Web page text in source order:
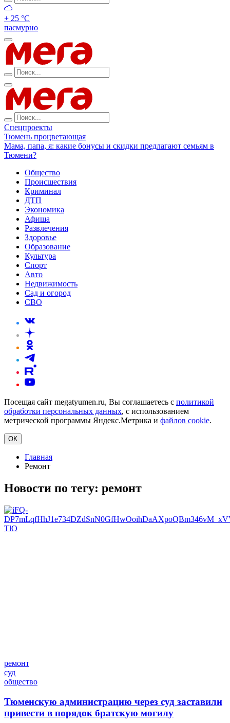
+ 25 °С
пасмурно
Спецпроекты
Тюмень процветающая
Мама, папа, я: какие бонусы и скидки предлагают семьям в
Тюмени?
Общество
Происшествия
Криминал
ДТП
Экономика
Афиша
Развлечения
Здоровье
Образование
Культура
Спорт
Авто
Недвижимость
Сад и огород
СВО
Посещая сайт megatyumen.ru, Вы соглашаетесь с политикой
обработки персональных данных, с использованием
метрической программы Яндекс.Метрика и файлов cookie.
ОК
Главная
Ремонт
Новости по тегу: ремонт
ремонт
суд
общество
Тюменскую администрацию через суд заставили
привести в порядок братскую могилу